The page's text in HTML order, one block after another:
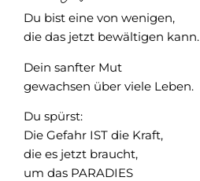
Du bist eine von wenigen,
die das jetzt bewältigen kann.
Dein sanfter Mut
gewachsen über viele Leben.
Du spürst:
Die Gefahr IST die Kraft,
die es jetzt braucht,
um das PARADIES